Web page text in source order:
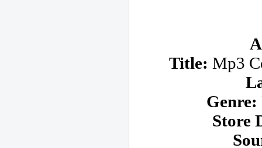
Title: Mp3
Genre:
Store